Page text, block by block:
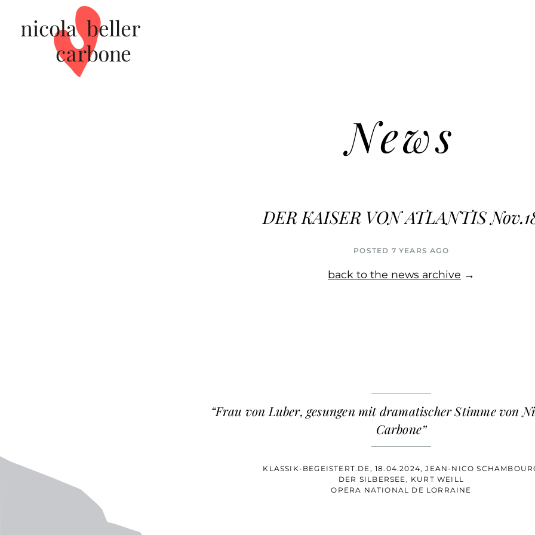
News
DER KAISER VON ATLANTIS
POSTED 7 YEARS AGO
back to the news archive →
“Frau von Luber, gesungen mit dramatischer Stimme von
Carbone”
KLASSIK-BEGEISTERT.DE, 18.04.2024, JEAN-NICO
DER SILBERSEE, KURT WEILL
OPERA NATIONAL DE LORRAINE